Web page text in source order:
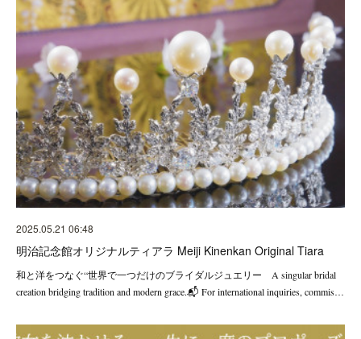
2025.05.21 06:48
明治記念館オリジナルティアラ Meiji Kinenkan Original Tiara
和と洋をつなぐ“世界で一つだけのブライダルジュエリー A singular bridal
creation bridging tradition and modern grace.📬 For international inquiries, commis…